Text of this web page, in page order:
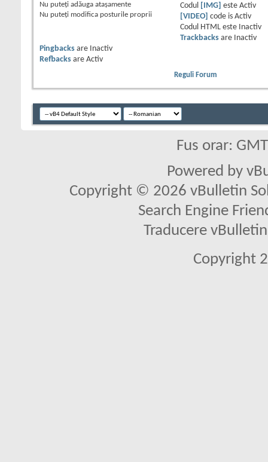
Nu puteţi adăuga ataşamente
Nu puteţi modifica posturile proprii
Codul
[IMG] este Activ
[VIDEO]
code is Activ
Codul HTML este
Inactiv
Trackbacksare
Inactiv
Pingbacks are
Inactiv
Refbacks are Activ
Reguli Forum
Fus orar:
Powered by
Copyright © 2026 vBulletin
Search Engine
Traducere
Copyright